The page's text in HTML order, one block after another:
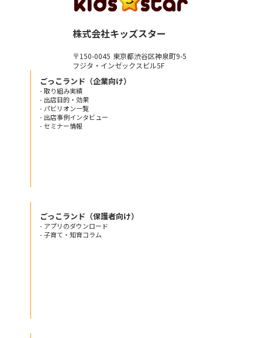
株式会社キッズスター
〒150-0045 東京都渋谷区神泉町9-5
フジタ・インゼックスビル5F
ごっこランド（企業向け）
- 取り組み実績
- 出店目的・効果
- パビリオン一覧
- 出店事例インタビュー
- セミナー情報
ごっこランド（保護者向け）
- アプリのダウンロード
- 子育て・知育コラム